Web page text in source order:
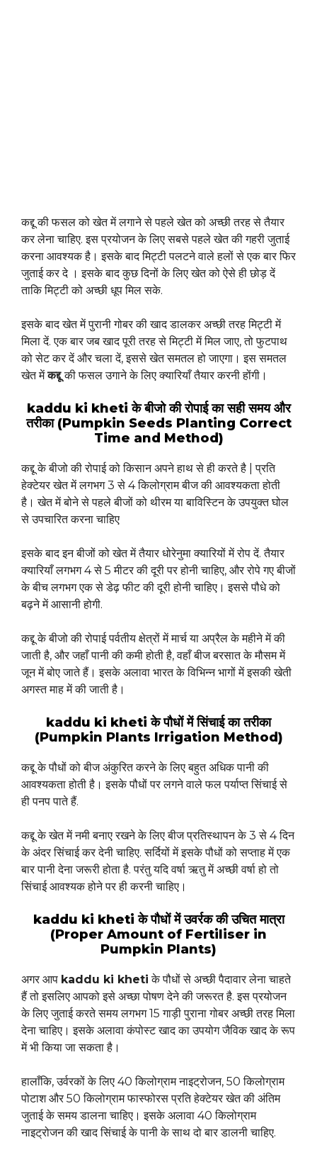
कद्दू की फसल को खेत में लगाने से पहले खेत को अच्छी तरह से तैयार
कर लेना चाहिए. इस प्रयोजन के लिए सबसे पहले खेत की गहरी जुताई
करना आवश्यक है। इसके बाद मिट्टी पलटने वाले हलों से एक बार फिर
जुताई कर दे । इसके बाद कुछ दिनों के लिए खेत को ऐसे ही छोड़ दें
ताकि मिट्टी को अच्छी धूप मिल सके.
इसके बाद खेत में पुरानी गोबर की खाद डालकर अच्छी तरह मिट्टी में
मिला दें. एक बार जब खाद पूरी तरह से मिट्टी में मिल जाए, तो फुटपाथ
को सेट कर दें और चला दें, इससे खेत समतल हो जाएगा। इस समतल
खेत मेंकद्दूकी फसल उगाने के लिए क्यारियाँ तैयार करनी होंगी।
kaddu ki kheti के बीजो की रोपाई का सही समय और
तरीका (Pumpkin Seeds Planting Correct
Time and Method)
कद्दू के बीजो की रोपाई को किसान अपने हाथ से ही करते है | प्रति
हेक्टेयर खेत में लगभग 3 से 4 किलोग्राम बीज की आवश्यकता होती
है। खेत में बोने से पहले बीजों को थीरम या बाविस्टिन के उपयुक्त घोल
से उपचारित करना चाहिए
इसके बाद इन बीजों को खेत में तैयार धोरेनुमा क्यारियों में रोप दें. तैयार
क्यारियाँ लगभग 4 से 5 मीटर की दूरी पर होनी चाहिए, और रोपे गए बीजों
के बीच लगभग एक से डेढ़ फीट की दूरी होनी चाहिए। इससे पौधे को
बढ़ने में आसानी होगी.
कद्दू के बीजो की रोपाई पर्वतीय क्षेत्रों में मार्च या अप्रैल के महीने में की
जाती है, और जहाँ पानी की कमी होती है, वहाँ बीज बरसात के मौसम में
जून में बोए जाते हैं। इसके अलावा भारत के विभिन्न भागों में इसकी खेती
अगस्त माह में की जाती है।
kaddu ki kheti के पौधों में सिंचाई का तरीका
(Pumpkin Plants Irrigation Method)
कद्दू के पौधों को बीज अंकुरित करने के लिए बहुत अधिक पानी की
आवश्यकता होती है। इसके पौधों पर लगने वाले फल पर्याप्त सिंचाई से
ही पनप पाते हैं.
कद्दू के खेत में नमी बनाए रखने के लिए बीज प्रतिस्थापन के 3 से 4 दिन
के अंदर सिंचाई कर देनी चाहिए. सर्दियों में इसके पौधों को सप्ताह में एक
बार पानी देना जरूरी होता है. परंतु यदि वर्षा ऋतु में अच्छी वर्षा हो तो
सिंचाई आवश्यक होने पर ही करनी चाहिए।
kaddu ki kheti के पौधों में उवर्रक की उचित मात्रा
(Proper Amount of Fertiliser in
Pumpkin Plants)
अगर आप kaddu ki kheti के पौधों से अच्छी पैदावार लेना चाहते
हैं तो इसलिए आपको इसे अच्छा पोषण देने की जरूरत है. इस प्रयोजन
के लिए जुताई करते समय लगभग 15 गाड़ी पुराना गोबर अच्छी तरह मिला
देना चाहिए। इसके अलावा कंपोस्ट खाद का उपयोग जैविक खाद के रूप
में भी किया जा सकता है।
हालाँकि, उर्वरकों के लिए 40 किलोग्राम नाइट्रोजन, 50 किलोग्राम
पोटाश और 50 किलोग्राम फास्फोरस प्रति हेक्टेयर खेत की अंतिम
जुताई के समय डालना चाहिए। इसके अलावा 40 किलोग्राम
नाइट्रोजन की खाद सिंचाई के पानी के साथ दो बार डालनी चाहिए.